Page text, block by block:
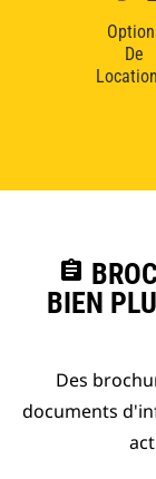
De
Location
assignment
BIEN
Des
documents